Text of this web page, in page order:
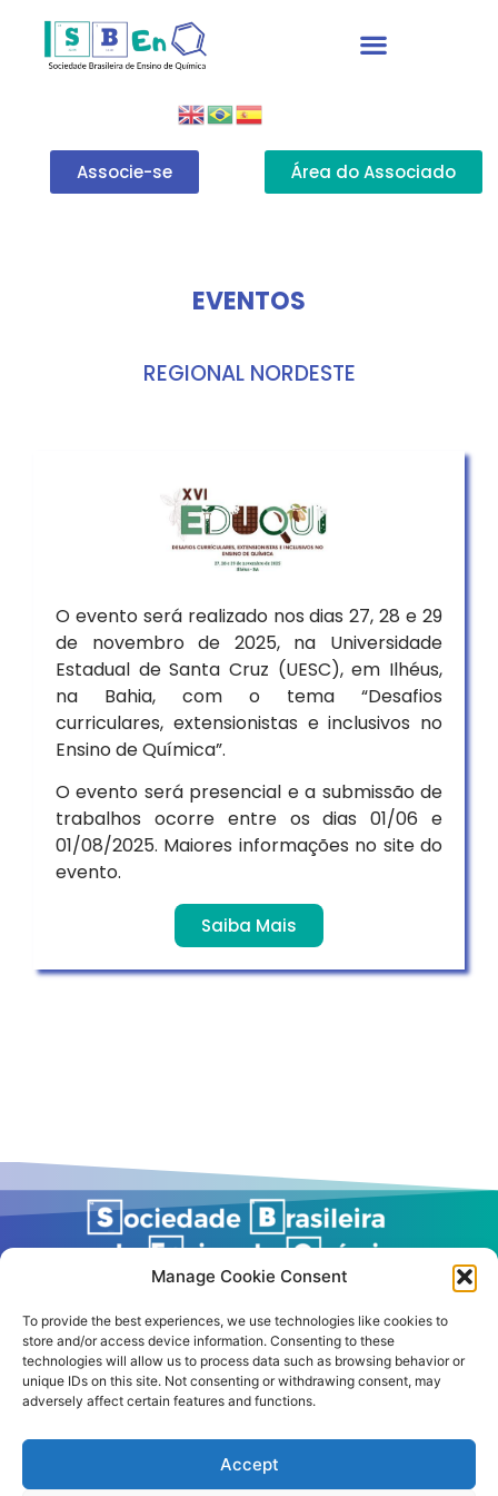
Manage Cookie Consent
To provide the best experiences, we use technologies like cookies to
store and/or access device information. Consenting to these
technologies will allow us to process data such as browsing behavior or
unique IDs on this site. Not consenting or withdrawing consent, may
adversely affect certain features and functions.
Accept
Associe-se Área do Associado
EVENTOS
REGIONAL NORDESTE
O evento será realizado nos dias 27, 28 e 29
de novembro de 2025, na Universidade
Estadual de Santa Cruz (UESC), em Ilhéus,
na Bahia, com o tema “Desafios
curriculares, extensionistas e inclusivos no
Ensino de Química”.
O evento será presencial e a submissão de
trabalhos ocorre entre os dias 01/06 e
01/08/2025. Maiores informações no site do
evento.
Saiba Mais
© 2026 – All rights reserved